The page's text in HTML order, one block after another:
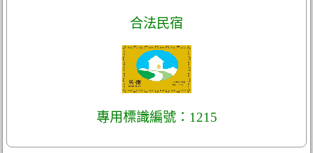
合法民宿
專用標識編號：1215